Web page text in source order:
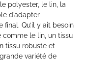
polyester, le lin, la
d’adapter
Qu’il y ait besoin
comme le lin, un tissu
tissu robuste et
variété de